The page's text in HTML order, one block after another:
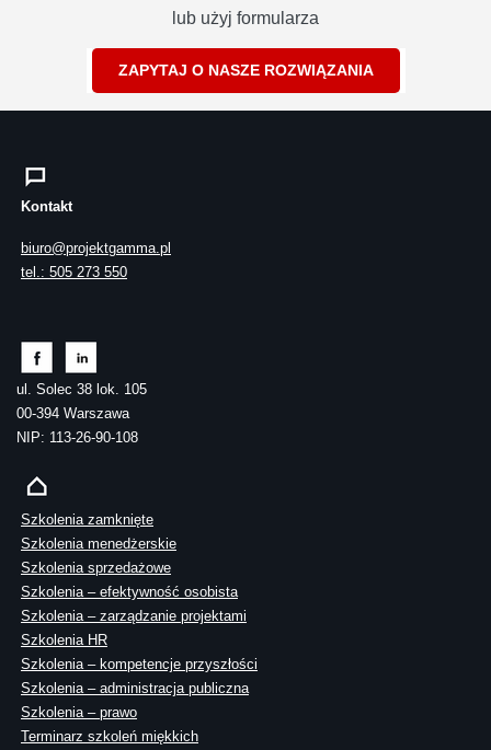
lub użyj formularza
ZAPYTAJ O NASZE ROZWIĄZANIA
Kontakt
biuro@projektgamma.pl
tel.: 505 273 550
ul. Solec 38 lok. 105
00-394 Warszawa
NIP: 113-26-90-108
Szkolenia zamknięte
Szkolenia menedżerskie
Szkolenia sprzedażowe
Szkolenia – efektywność osobista
Szkolenia – zarządzanie projektami
Szkolenia HR
Szkolenia – kompetencje przyszłości
Szkolenia – administracja publiczna
Szkolenia – prawo
Terminarz szkoleń miękkich